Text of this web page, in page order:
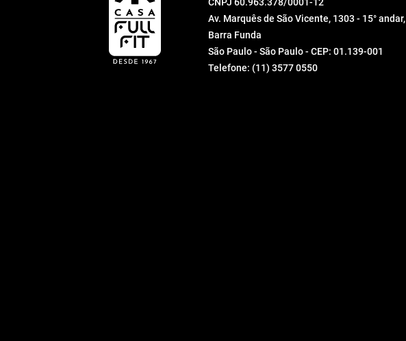
Baguette
Regence
Av. Marquês de São Vicente, 1303 - 15° andar,
Barra Funda
São Paulo - São Paulo - CEP: 01.139-001
Telefone: (11) 3577 0550